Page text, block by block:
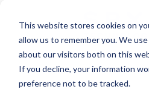
This website stores cookies on
allow us to remember you. We
about our visitors both on this
If you decline, your information
preference not to be tracked.